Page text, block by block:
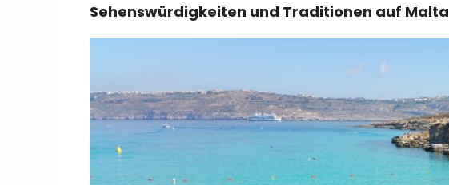
Sehenswürdigkeiten und Traditionen auf Malta